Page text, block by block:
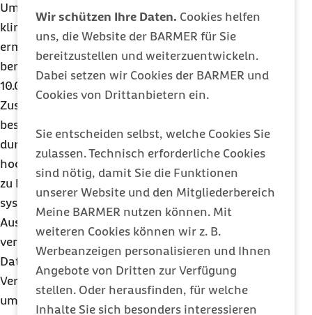
Wir schützen Ihre Daten. Cookies helfen
uns, die Website der BARMER für Sie
bereitzustellen und weiterzuentwickeln.
Dabei setzen wir Cookies der BARMER und
Cookies von Drittanbietern ein.
Sie entscheiden selbst, welche Cookies Sie
zulassen. Technisch erforderliche Cookies
sind nötig, damit Sie die Funktionen
unserer Website und den Mitgliederbereich
Meine BARMER nutzen können. Mit
weiteren Cookies können wir z. B.
Werbeanzeigen personalisieren und Ihnen
Angebote von Dritten zur Verfügung
stellen. Oder herausfinden, für welche
Inhalte Sie sich besonders interessieren
Um eine bundesweite Zusammenführung der
klinischen und epidemiologischen Daten zu
ermöglichen, wird eine gesetzliche Grundlage
benötigt. Dafür hat das Bundeskabinett am
10.02.2021 den Entwurf eines Gesetzes zur
Zusammenführung von Krebsregisterdaten
beschlossen. Die Bundesregierung erhofft sich
durch die Zusammenlegung „qualitativ
hochwertige bundesweit verfügbare Registerdaten
zu klinischen Behandlungsverläufen, die für eine
systematische, patientenübergreifende
Auswertung von Krankheitsauftreten und -
verläufen“ herangezogen werden können. Die
Daten sollen zudem im Bereich der
Versorgungsforschung genutzt werden können,
um die Wirksamkeit und den Nutzen von